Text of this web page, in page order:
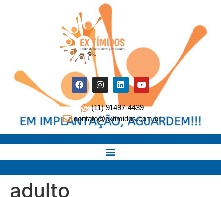
(11) 91497-4439
contato@extimidos.com.br
adulto